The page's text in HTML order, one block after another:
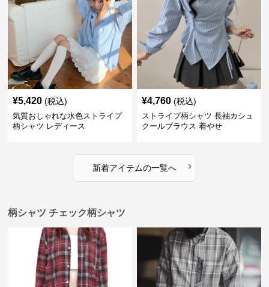
¥5,420 (税込)
気質おしゃれな水色ストライプ
柄シャツ レディース
¥4,760 (税込)
ストライプ柄シャツ 長袖カシュ
クールブラウス 着やせ
新着アイテムの一覧へ ›
柄シャツ チェック柄シャツ